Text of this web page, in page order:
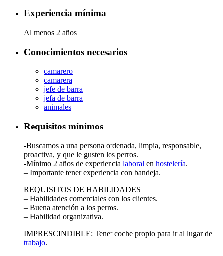
Experiencia mínima
Al menos 2 años
Conocimientos necesarios
camarero
camarera
jefe de barra
jefa de barra
animales
Requisitos mínimos
-Buscamos a una persona ordenada, limpia, responsable,
proactiva, y que le gusten los perros.
-Mínimo 2 años de experiencia laboral en hostelería.
– Importante tener experiencia con bandeja.
REQUISITOS DE HABILIDADES
– Habilidades comerciales con los clientes.
– Buena atención a los perros.
– Habilidad organizativa.
IMPRESCINDIBLE: Tener coche propio para ir al lugar de
trabajo.